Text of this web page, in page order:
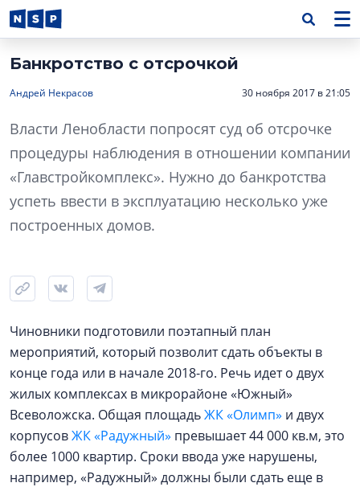
Банкротство с отсрочкой
Андрей Некрасов 30 ноября 2017 в 21:05
Власти Ленобласти попросят суд об отсрочке
процедуры наблюдения в отношении компании
«Главстройкомплекс». Нужно до банкротства
успеть ввести в эксплуатацию несколько уже
построенных домов.
Чиновники подготовили поэтапный план
мероприятий, который позволит сдать объекты в
конце года или в начале 2018-го. Речь идет о двух
жилых комплексах в микрорайоне «Южный»
Всеволожска. Общая площадьЖК «Олимп» и двух
корпусовЖК «Радужный» превышает 44 000 кв.м, это
более 1000 квартир. Сроки ввода уже нарушены,
например, «Радужный» должны были сдать еще в